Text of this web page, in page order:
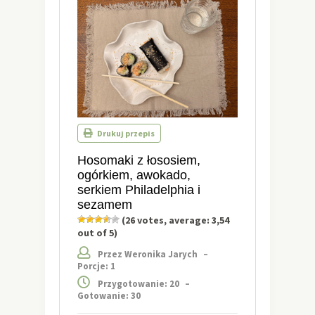
Drukuj przepis
Hosomaki z łososiem,
ogórkiem, awokado,
serkiem Philadelphia i
sezamem
(26votes, average: 3,54
out of 5)
Przez Weronika Jarych –
Porcje: 1
Przygotowanie: 20 –
Gotowanie: 30